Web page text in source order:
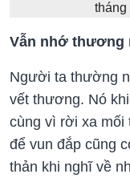
tháng
Vẫn nhớ thương
Người ta thường
vết thương. Nó
cùng vì rời xa mối
để vun đắp cũng
thản khi nghĩ về